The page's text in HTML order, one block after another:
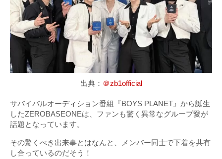
出典： ＠zb1official
サバイバルオーディション番組『BOYS PLANET』から誕生
したZEROBASEONEは、ファンも驚く異常なグループ愛が
話題となっています。
その驚くべき出来事とはなんと、メンバー同士で下着を共有
し合っているのだそう！